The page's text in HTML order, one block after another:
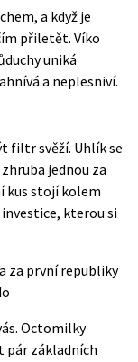
a když je
přiletět. Víko
uniká
a neplesniví.
filtr svěží. Uhlík se
jednou za
kus stojí kolem
kterou si
za první republiky
Octomilky
pár základních